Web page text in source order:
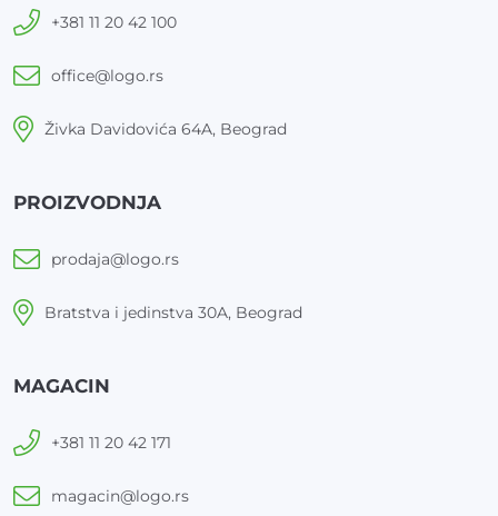
+381 11 20 42 100
office@logo.rs
Živka Davidovića 64A, Beograd
PROIZVODNJA
prodaja@logo.rs
Bratstva i jedinstva 30A, Beograd
MAGACIN
+381 11 20 42 171
magacin@logo.rs